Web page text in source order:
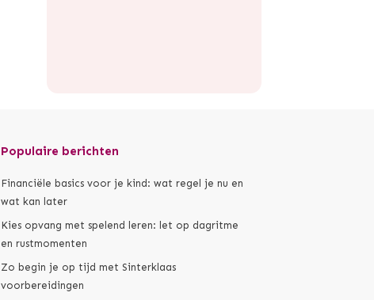
Populaire berichten
Financiële basics voor je kind: wat regel je nu en
wat kan later
Kies opvang met spelend leren: let op dagritme
en rustmomenten
Zo begin je op tijd met Sinterklaas
voorbereidingen